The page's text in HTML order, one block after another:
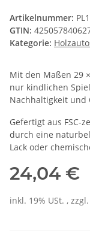
Artikelnummer:
GTIN:
Kategorie:
Mit den Maßen 29
nur kindlichen
Nachhaltigkeit und
Gefertigt aus FSC-
durch eine
Lack oder
24,04 €
inkl. 19% USt. , zzgl.